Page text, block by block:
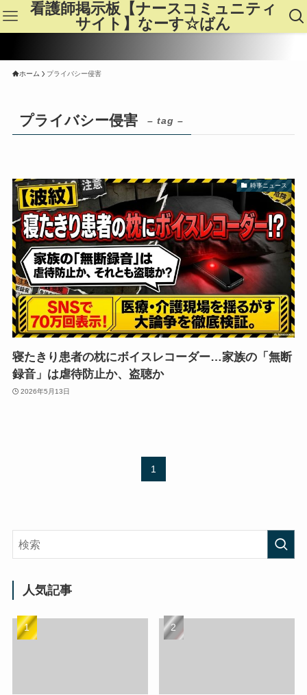
看護師掲示板【ナースコミュニティ
サイト】なーす☆ばん
ホーム プライバシー侵害
プライバシー侵害 – tag –
時事ニュース
寝たきり患者の枕にボイスレコーダー…家族の「無断
録音」は虐待防止か、盗聴か
2026年5月13日
1
人気記事